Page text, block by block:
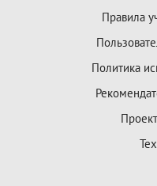
Правила
Политика